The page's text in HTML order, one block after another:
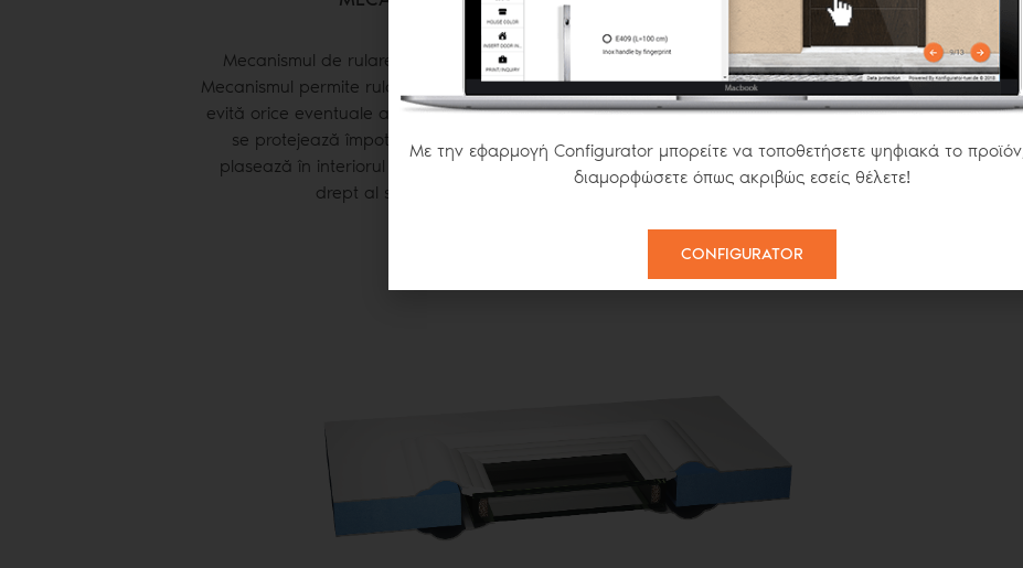
Mecanismul de rulare controlată a plasei este o noutate (brevet european) THIRAL.
Mecanismul permite rularea lentă a plasei în casetă. Cu acest mecanism utilizatorul final
evită orice eventuale accidente, mai ales în cazul copiilor și vârstnicilor. Mai mult, plasa
se protejează împotriva ruperilor care ar putea fi cauzate de rularea bruscă. Se
plasează în interiorul casetei plasei de insecte THIRAL și este fixat cu șurub la capul
drept al sistemului. Nu necesită nicio reglare sau întreținere.
Με την εφαρμογή Configurator μπορείτε να τοποθετήσετε ψηφιακά το
διαμορφώσετε όπως ακριβώς εσείς θέλετε!
CONFIGURATOR